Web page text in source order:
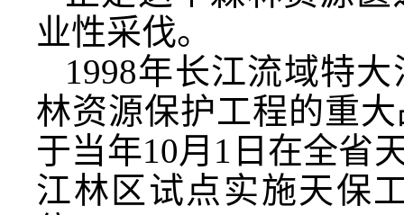
业性采伐。
1998年长江流域特
林资源保护工程的重
于当年10月1日在全省
江林区试点实施天保